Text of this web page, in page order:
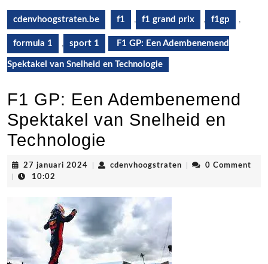
cdenvhoogstraten.be f1 , f1 grand prix , f1gp ,
formula 1 , sport 1 F1 GP: Een Adembenemend
Spektakel van Snelheid en Technologie
F1 GP: Een Adembenemend
Spektakel van Snelheid en
Technologie
27 januari 2024 27
cdenvhoogstraten cdenvhoogstraten
0 Comment
10:02